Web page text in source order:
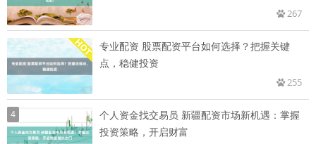
267
专业配资 股票配资平台如何选择？把握关键
点，稳健投资
255
4
个人资金找交易员 新疆配资市场新机遇：掌握
投资策略，开启财富